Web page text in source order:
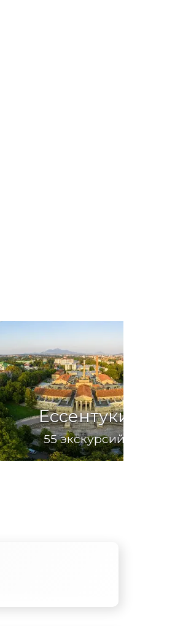
Ессентуки
55 экскурсий